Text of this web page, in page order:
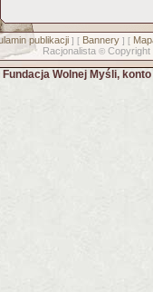
publikacji] [ Bannery] [
Racjonalista © Copyright
Fundacja Wolnej Myśli,